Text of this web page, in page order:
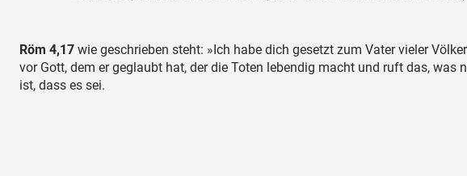
Röm 4,17 wie geschrieben steht: »Ich habe dich gesetzt zum Vater vieler
vor Gott, dem er geglaubt hat, der die Toten lebendig macht und ruft das, was
ist, dass es sei.